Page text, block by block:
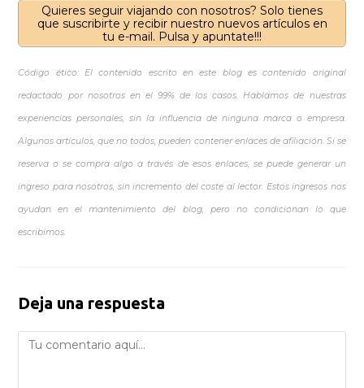
Quieres seguir viajando con nosotros? Solo tienes
que suscribirte y recibir nuestro nuevos artículos en
tu e-mail. Pulsa y apuntate!!!
Código ético: El contenido escrito en este blog es contenido original
redactado por nosotros en el 99% de los casos. Hablamos de nuestras
experiencias personales, sin la influencia de ninguna marca o empresa.
Algunos artículos, que no todos, pueden contener enlaces de afiliación. Si se
reserva o se compra algo a través de esos enlaces, se puede generar un
ingreso para nosotros, sin incremento del coste al lector. Estos ingresos nos
ayudan en el mantenimiento del blog, pero no condicionan lo que
escribimos.
Deja una respuesta